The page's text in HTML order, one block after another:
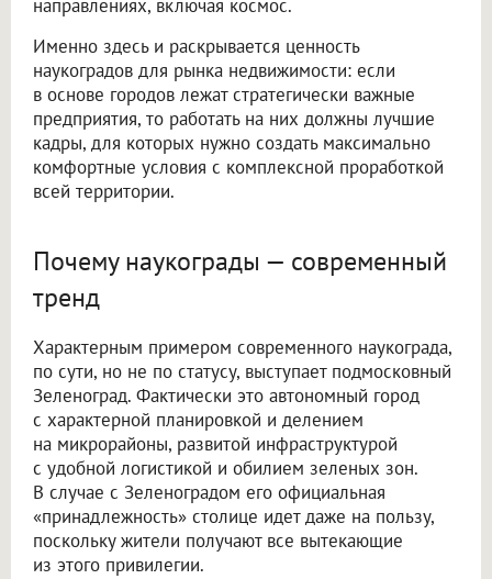
направлениях, включая космос.
Именно здесь и раскрывается ценность
наукоградов для рынка недвижимости: если
в основе городов лежат стратегически важные
предприятия, то работать на них должны лучшие
кадры, для которых нужно создать максимально
комфортные условия с комплексной проработкой
всей территории.
Почему наукограды — современный
тренд
Характерным примером современного наукограда,
по сути, но не по статусу, выступает подмосковный
Зеленоград. Фактически это автономный город
с характерной планировкой и делением
на микрорайоны, развитой инфраструктурой
с удобной логистикой и обилием зеленых зон.
В случае с Зеленоградом его официальная
«принадлежность» столице идет даже на пользу,
поскольку жители получают все вытекающие
из этого привилегии.